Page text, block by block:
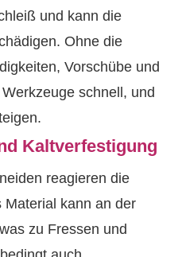
und kann die
Ohne die
Vorschübe und
schnell, und
Kaltverfestigung
reagieren die
Material kann an der
zu Fressen und